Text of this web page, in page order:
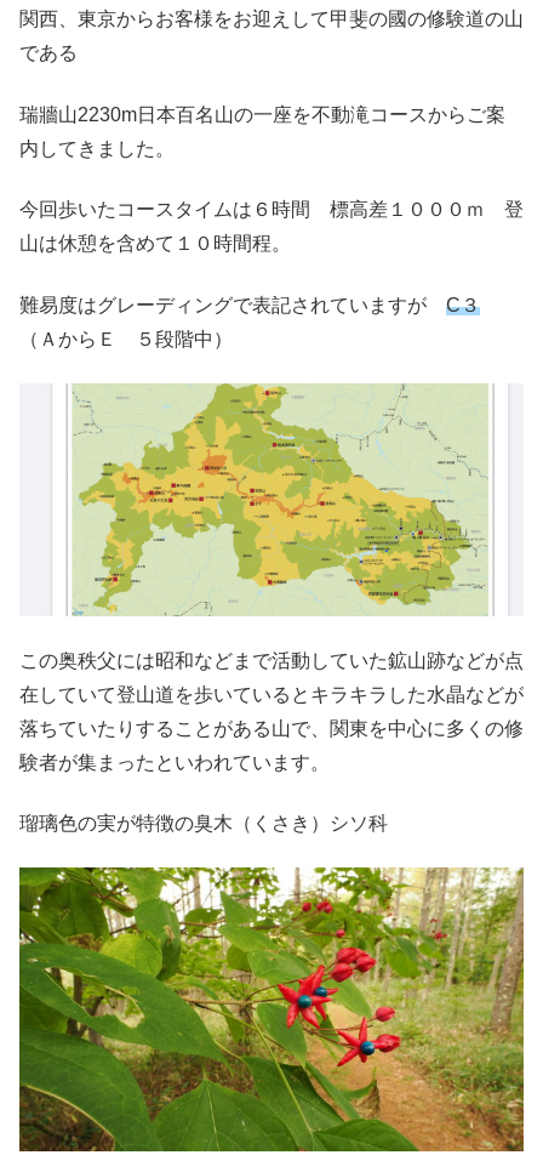
関西、東京からお客様をお迎えして甲斐の國の修験道の山
である
瑞牆山2230m日本百名山の一座を不動滝コースからご案
内してきました。
今回歩いたコースタイムは６時間 標高差１０００ｍ 登
山は休憩を含めて１０時間程。
難易度はグレーディングで表記されていますが C３
（ＡからＥ ５段階中）
この奥秩父には昭和などまで活動していた鉱山跡などが点
在していて登山道を歩いているとキラキラした水晶などが
落ちていたりすることがある山で、関東を中心に多くの修
験者が集まったといわれています。
瑠璃色の実が特徴の臭木（くさき）シソ科